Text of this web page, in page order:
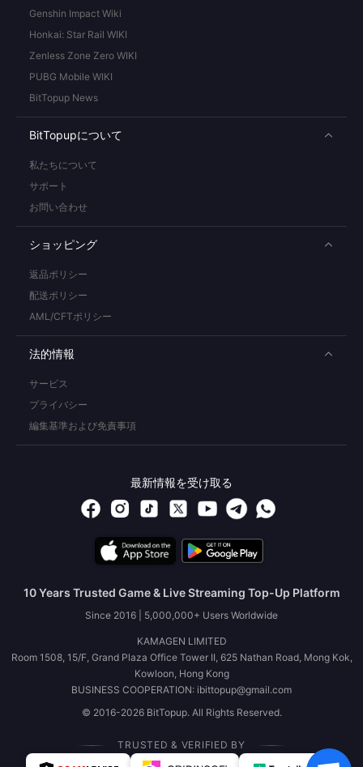
Genshin Impact Wiki
Honkai: Star Rail WIKI
Zenless Zone Zero WIKI
PUBG Mobile WIKI
BitTopup News
BitTopupについて
私たちについて
サポート
お問い合わせ
ショッピング
返品ポリシー
配送ポリシー
AML/CFTポリシー
法的情報
サービス
プライバシー
編集基準および免責事項
最新情報を受け取る
10 Years Trusted Game & Live Streaming Top-Up Platform
Since 2016 | 5,000,000+ Users Worldwide
KAMAGEN LIMITED
Room 1508, 15/F, Grand Plaza Office Tower II, 625 Nathan Road, Mong Kok,
Kowloon, Hong Kong
BUSINESS COOPERATION: ibittopup@gmail.com
© 2016-2026 BitTopup. All Rights Reserved.
TRUSTED & VERIFIED BY